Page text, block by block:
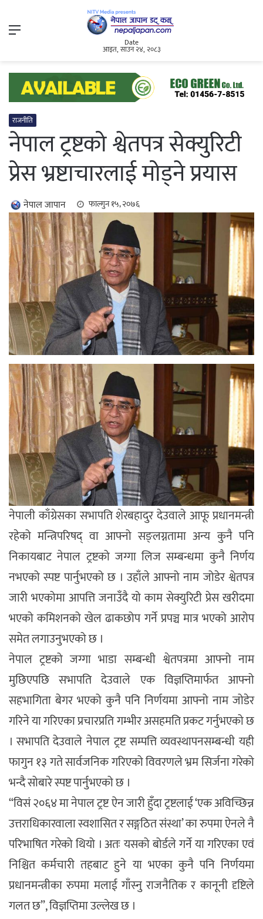
Menu
Date
आइत, साउन २४, २०८३
राजनीति
नेपाल ट्रष्टको श्वेतपत्र सेक्युरिटी
प्रेस भ्रष्टाचारलाई मोड्ने प्रयास
नेपाल जापान फाल्गुन १५, २०७६
नेपाली काँग्रेसका सभापति शेरबहादुर देउवाले आफू प्रधानमन्त्री
रहेको मन्त्रिपरिषद् वा आफ्नो सङ्लग्नतामा अन्य कुनै पनि
निकायबाट नेपाल ट्रष्टको जग्गा लिज सम्बन्धमा कुनै निर्णय
नभएको स्पष्ट पार्नुभएको छ । उहाँले आफ्नो नाम जोडेर श्वेतपत्र
जारी भएकोमा आपत्ति जनाउँदै यो काम सेक्युरिटी प्रेस खरीदमा
भएको कमिशनको खेल ढाकछोप गर्ने प्रपञ्च मात्र भएको आरोप
समेत लगाउनुभएको छ ।
नेपाल ट्रष्टको जग्गा भाडा सम्बन्धी श्वेतपत्रमा आफ्नो नाम
मुछिएपछि सभापति देउवाले एक विज्ञप्तिमार्फत आफ्नो
सहभागिता बेगर भएको कुनै पनि निर्णयमा आफ्नो नाम जोडेर
गरिने या गरिएका प्रचारप्रति गम्भीर असहमति प्रकट गर्नुभएको छ
। सभापति देउवाले नेपाल ट्रष्ट सम्पत्ति व्यवस्थापनसम्बन्धी यही
फागुन १३ गते सार्वजनिक गरिएको विवरणले भ्रम सिर्जना गरेको
भन्दै सोबारे स्पष्ट पार्नुभएको छ ।
“विसं २०६४ मा नेपाल ट्रष्ट ऐन जारी हुँदा ट्रष्टलाई ‘एक अविच्छिन्न
उत्तराधिकारवाला स्वशासित र सङ्गठित संस्था’ का रुपमा ऐनले नै
परिभाषित गरेको थियो । अतः यसको बोर्डले गर्ने या गरिएका एवं
निश्चित कर्मचारी तहबाट हुने या भएका कुनै पनि निर्णयमा
प्रधानमन्त्रीका रुपमा मलाई गाँस्नु राजनैतिक र कानूनी दृष्टिले
गलत छ”, विज्ञप्तिमा उल्लेख छ ।